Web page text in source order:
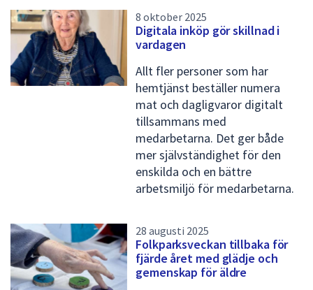
8 oktober 2025
Digitala inköp gör skillnad i
vardagen
Allt fler personer som har
hemtjänst beställer numera
mat och dagligvaror digitalt
tillsammans med
medarbetarna. Det ger både
mer självständighet för den
enskilda och en bättre
arbetsmiljö för medarbetarna.
28 augusti 2025
Folkparksveckan tillbaka för
fjärde året med glädje och
gemenskap för äldre